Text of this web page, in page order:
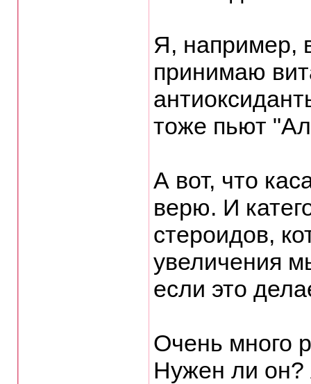
Я, например,
принимаю
тоже пьют
А вот, что
верю. И
стероидов,
увеличения
если это
Очень много
Нужен ли